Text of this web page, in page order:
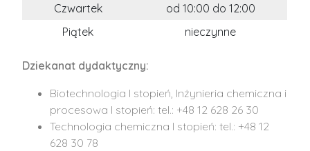
Czwartek
od 10:00 do 12:00
Piątek
nieczynne
Dziekanat dydaktyczny:
Biotechnologia I stopień, Inżynieria chemiczna i
procesowa I stopień: tel.: +48 12 628 26 30
Technologia chemiczna I stopień: tel.: +48 12
628 30 78